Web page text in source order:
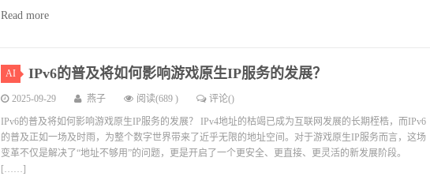
Read more
AI IPv6的普及将如何影响游戏原生IP服务的发展？
2025-09-29 燕子 阅读(689 ) 评论()
IPv6的普及将如何影响游戏原生IP服务的发展？ IPv4地址的枯竭已成为互联网发展的长期桎梏，而IPv6
的普及正如一场及时雨，为整个数字世界带来了近乎无限的地址空间。对于游戏原生IP服务而言，这场
变革不仅是解决了“地址不够用”的问题，更是开启了一个更安全、更直接、更灵活的新发展阶段。
[……]